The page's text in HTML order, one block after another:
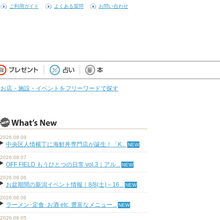
ご利用ガイド よくある質問 お問い合わせ
お店・施設・イベントをフリーワードで探す
2026.08.08
中央区人情横丁に海鮮丼専門店が誕生！「K...
2026.08.07
OFF FIELD もうひとつの日常 vol.3｜アル...
2026.08.06
お盆期間の新潟イベント情報｜8/8(土)～16...
2026.08.06
ラーメン･定食･お酒 etc. 豊富なメニュー...
2026.08.05